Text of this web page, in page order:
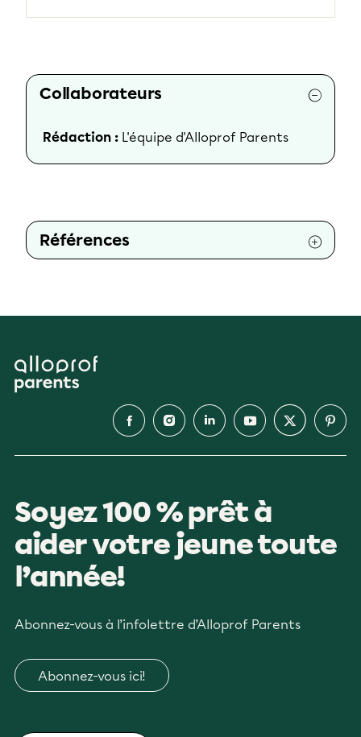
Collaborateurs
Rédaction : L'équipe d'Alloprof Parents
Références
Soyez 100 % prêt à
aider votre jeune toute
l’année!
Abonnez-vous à l’infolettre d’Alloprof Parents
Abonnez-vous ici!